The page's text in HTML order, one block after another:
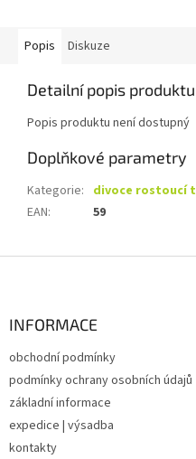
Popis Diskuze
Detailní popis produktu
Popis produktu není dostupný
Doplňkové parametry
Kategorie: divoce rostoucí
EAN: 59
INFORMACE
obchodní podmínky
podmínky ochrany osobních údajů
základní informace
expedice | výsadba
kontakty